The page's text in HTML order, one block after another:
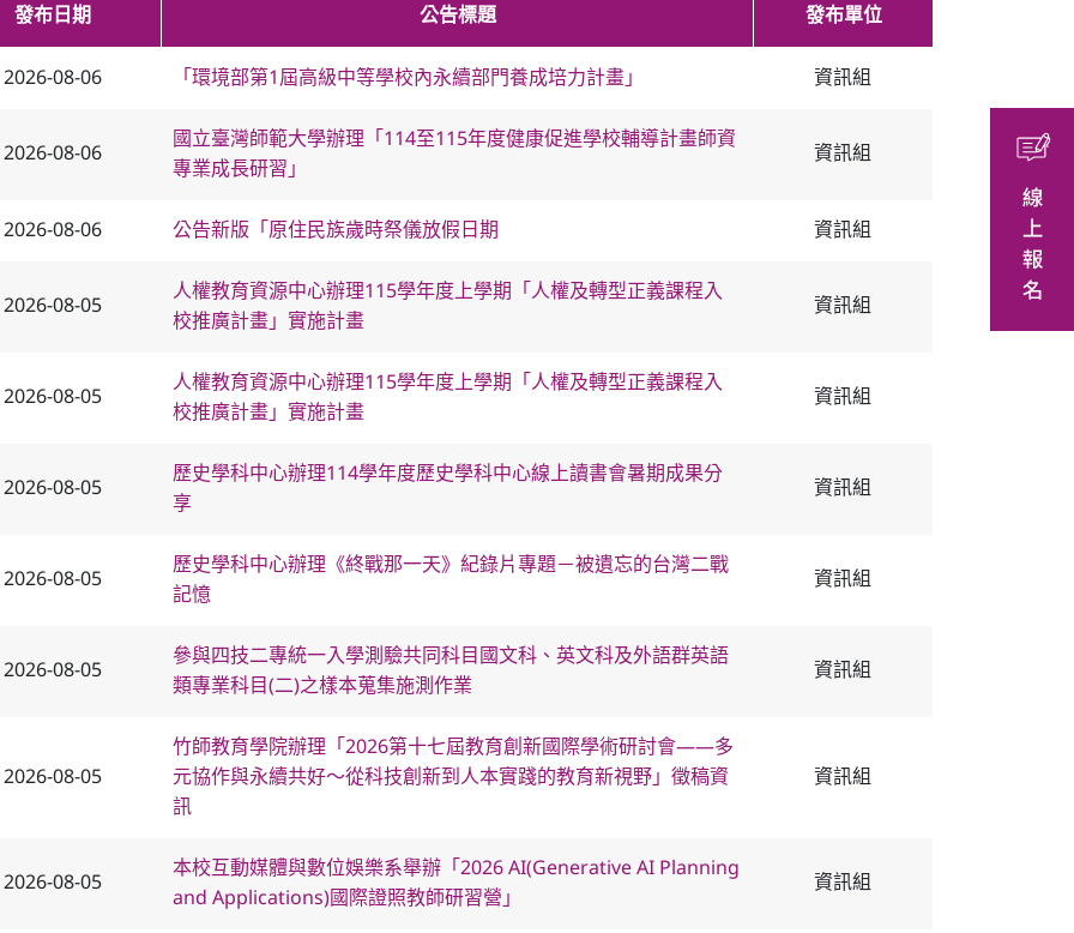
發布日期 公告標題 發布單位
2026-08-06 「環境部第1屆高級中等學校內永續部門養成培力計畫」 資訊組
2026-08-06
國立臺灣師範大學辦理「114至115年度健康促進學校輔導計畫師資
專業成長研習」
資訊組
2026-08-06 公告新版「原住民族歲時祭儀放假日期 資訊組
2026-08-05
人權教育資源中心辦理115學年度上學期「人權及轉型正義課程入
校推廣計畫」實施計畫
資訊組
2026-08-05
人權教育資源中心辦理115學年度上學期「人權及轉型正義課程入
校推廣計畫」實施計畫
資訊組
2026-08-05
歷史學科中心辦理114學年度歷史學科中心線上讀書會暑期成果分
享
資訊組
2026-08-05
歷史學科中心辦理《終戰那一天》紀錄片專題－被遺忘的台灣二戰
記憶
資訊組
2026-08-05
參與四技二專統一入學測驗共同科目國文科、英文科及外語群英語
類專業科目(二)之樣本蒐集施測作業
資訊組
2026-08-05
竹師教育學院辦理「2026第十七屆教育創新國際學術研討會——多
元協作與永續共好～從科技創新到人本實踐的教育新視野」徵稿資
訊
資訊組
2026-08-05
本校互動媒體與數位娛樂系舉辦「2026 AI(Generative AI Planning
and Applications)國際證照教師研習營」
資訊組